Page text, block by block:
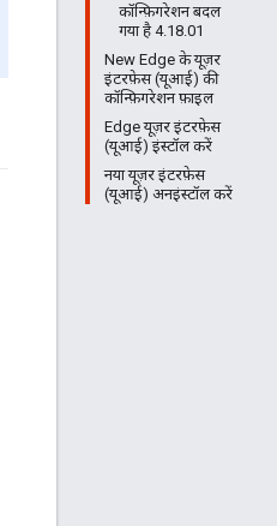
कॉन्फ़िगरेशन बदल
गया है 4.18.01
New Edge के यूज़र
इंटरफ़ेस (यूआई) की
कॉन्फ़िगरेशन फ़ाइल
Edge यूज़र इंटरफ़ेस
(यूआई) इंस्टॉल करें
नया यूज़र इंटरफ़ेस
(यूआई) अनइंस्टॉल करें